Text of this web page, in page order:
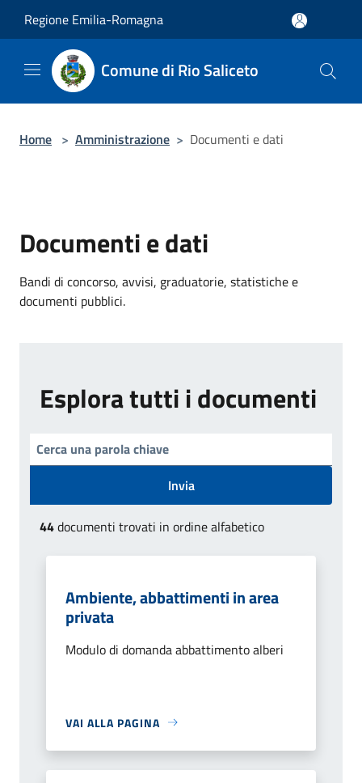
Regione Emilia-Romagna
Comune di Rio Saliceto
Home > Amministrazione > Documenti e dati
Documenti e dati
Bandi di concorso, avvisi, graduatorie, statistiche e
documenti pubblici.
Esplora tutti i documenti
Invia
44documenti trovati in ordine alfabetico
Ambiente, abbattimenti in area
privata
Modulo di domanda abbattimento alberi
VAI ALLA PAGINA